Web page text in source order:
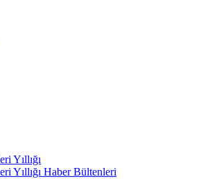
Yıllığı
Yıllığı Haber Bültenleri